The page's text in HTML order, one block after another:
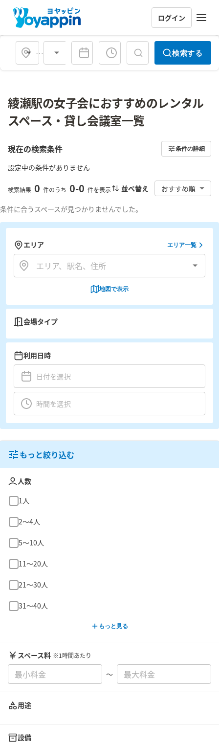
ログイン
会場タイプ 検索する
綾瀬駅の女子会におすすめのレンタル
スペース・貸し会議室一覧
現在の検索条件 条件の詳細
設定中の条件がありません
検索結果 0 件のうち 0-0 件を表示 並べ替え おすすめ順
条件に合うスペースが見つかりませんでした。
エリア エリア一覧
地図で表示
会場タイプ
利用日時
もっと絞り込む
人数
1人
2〜4人
5〜10人
11〜20人
21〜30人
31〜40人
もっと見る
スペース料 ※1時間あたり
〜
用途
設備